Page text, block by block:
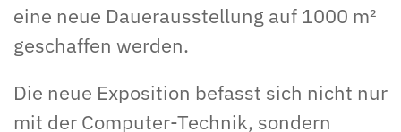
eine neue Dauerausstellung auf 1000 m²
geschaffen werden.
Die neue Exposition befasst sich nicht nur
mit der Computer-Technik, sondern